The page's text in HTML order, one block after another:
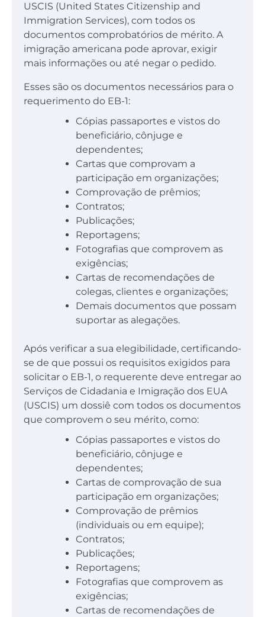
USCIS (United States Citizenship and
Immigration Services), com todos os
documentos comprobatórios de mérito. A
imigração americana pode aprovar, exigir
mais informações ou até negar o pedido.
Esses são os documentos necessários para o
requerimento do EB-1:
Cópias passaportes e vistos do
beneficiário, cônjuge e
dependentes;
Cartas que comprovam a
participação em organizações;
Comprovação de prêmios;
Contratos;
Publicações;
Reportagens;
Fotografias que comprovem as
exigências;
Cartas de recomendações de
colegas, clientes e organizações;
Demais documentos que possam
suportar as alegações.
Após verificar a sua elegibilidade, certificando-
se de que possui os requisitos exigidos para
solicitar o EB-1, o requerente deve entregar ao
Serviços de Cidadania e Imigração dos EUA
(USCIS) um dossiê com todos os documentos
que comprovem o seu mérito, como:
Cópias passaportes e vistos do
beneficiário, cônjuge e
dependentes;
Cartas de comprovação de sua
participação em organizações;
Comprovação de prêmios
(individuais ou em equipe);
Contratos;
Publicações;
Reportagens;
Fotografias que comprovem as
exigências;
Cartas de recomendações de